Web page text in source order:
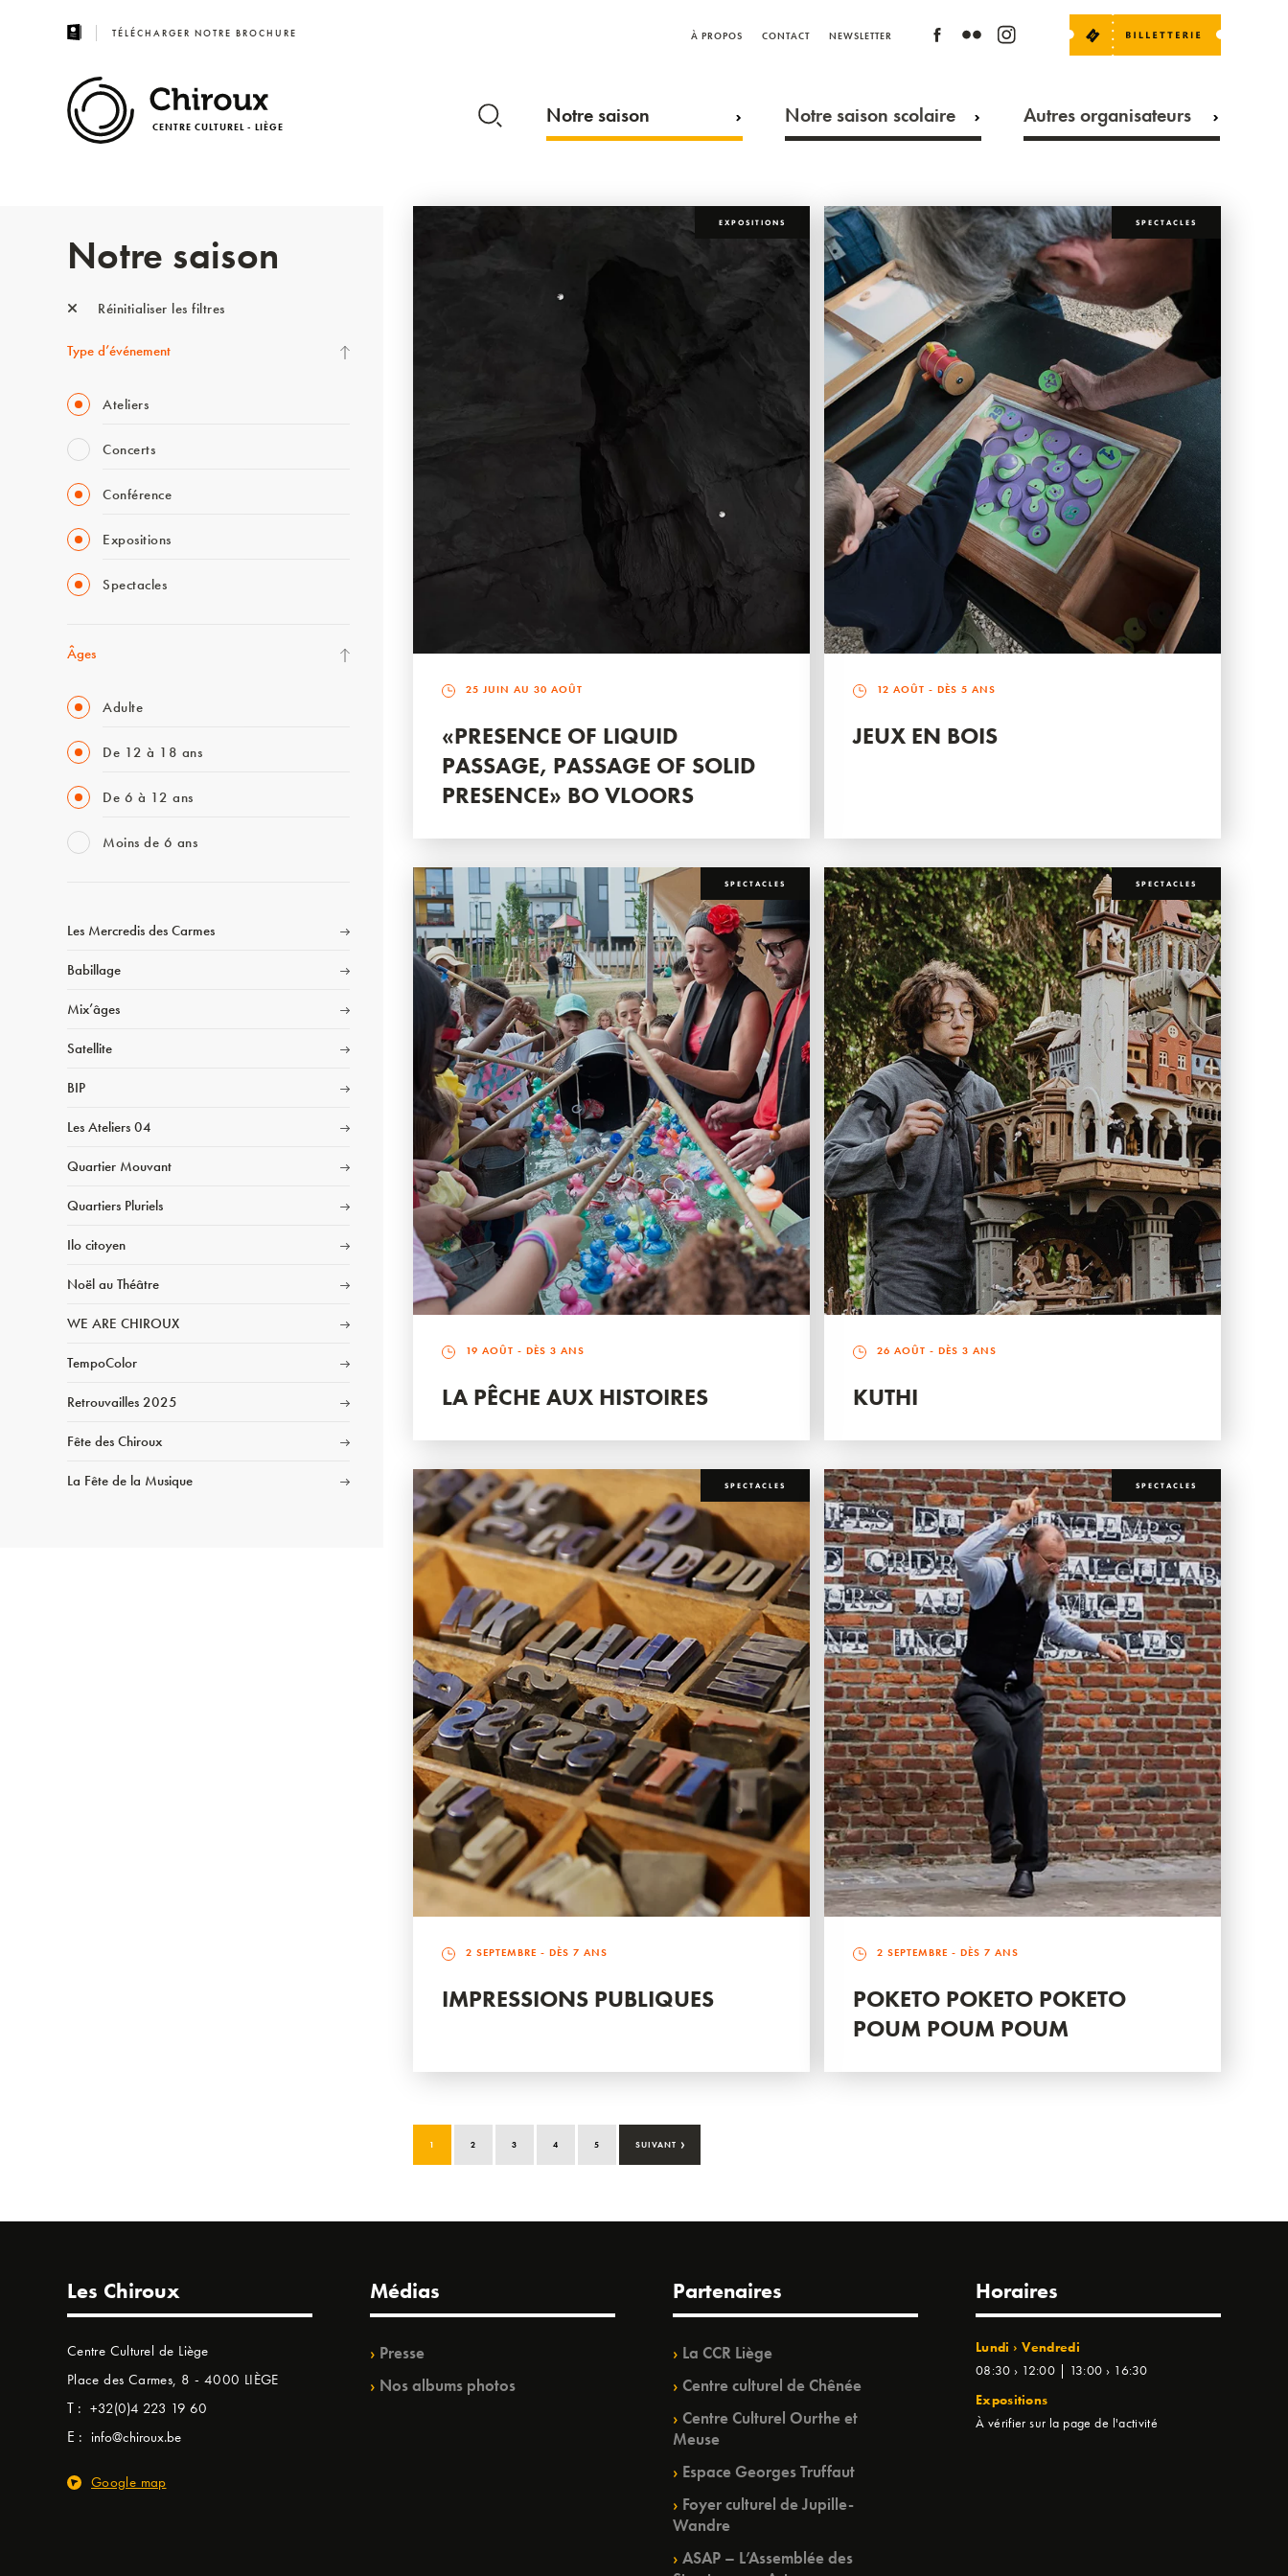
TÉLÉCHARGER NOTRE BROCHURE À PROPOS CONTACT NEWSLETTER
CENTRE CULTUREL - LIÈGE Notre saison Notre saison scolaire Autres organisateurs
Notre saison
Réinitialiser les filtres
Type d’événement
Ateliers
Concerts
Conférence
Expositions
Spectacles
Âges
Adulte
De 12 à 18 ans
De 6 à 12 ans
Moins de 6 ans
Les Mercredis des Carmes
Babillage
Mix’âges
Satellite
BIP
Les Ateliers 04
Quartier Mouvant
Quartiers Pluriels
Ilo citoyen
Noël au Théâtre
WE ARE CHIROUX
TempoColor
Retrouvailles 2025
Fête des Chiroux
La Fête de la Musique
EXPOSITIONS
25 JUIN AU 30 AOÛT
«PRESENCE OF LIQUID
PASSAGE, PASSAGE OF SOLID
PRESENCE» BO VLOORS
SPECTACLES
12 AOÛT - DÈS 5 ANS
JEUX EN BOIS
SPECTACLES
19 AOÛT - DÈS 3 ANS
LA PÊCHE AUX HISTOIRES
SPECTACLES
26 AOÛT - DÈS 3 ANS
KUTHI
SPECTACLES
2 SEPTEMBRE - DÈS 7 ANS
IMPRESSIONS PUBLIQUES
SPECTACLES
2 SEPTEMBRE - DÈS 7 ANS
POKETO POKETO POKETO
POUM POUM POUM
1 2 3 4 5 SUIVANT ›
Les Chiroux
Centre Culturel de Liège
Place des Carmes, 8 - 4000 LIÈGE
T : +32(0)4 223 19 60
E : info@chiroux.be
Google map
Médias
Presse
Nos albums photos
Partenaires
La CCR Liège
Centre culturel de Chênée
Centre Culturel Ourthe et
Meuse
Espace Georges Truffaut
Foyer culturel de Jupille-
Wandre
ASAP – L’Assemblée des
Horaires
Lundi › Vendredi
08:30 › 12:00 | 13:00 › 16:30
Expositions
À vérifier sur la page de l'activité